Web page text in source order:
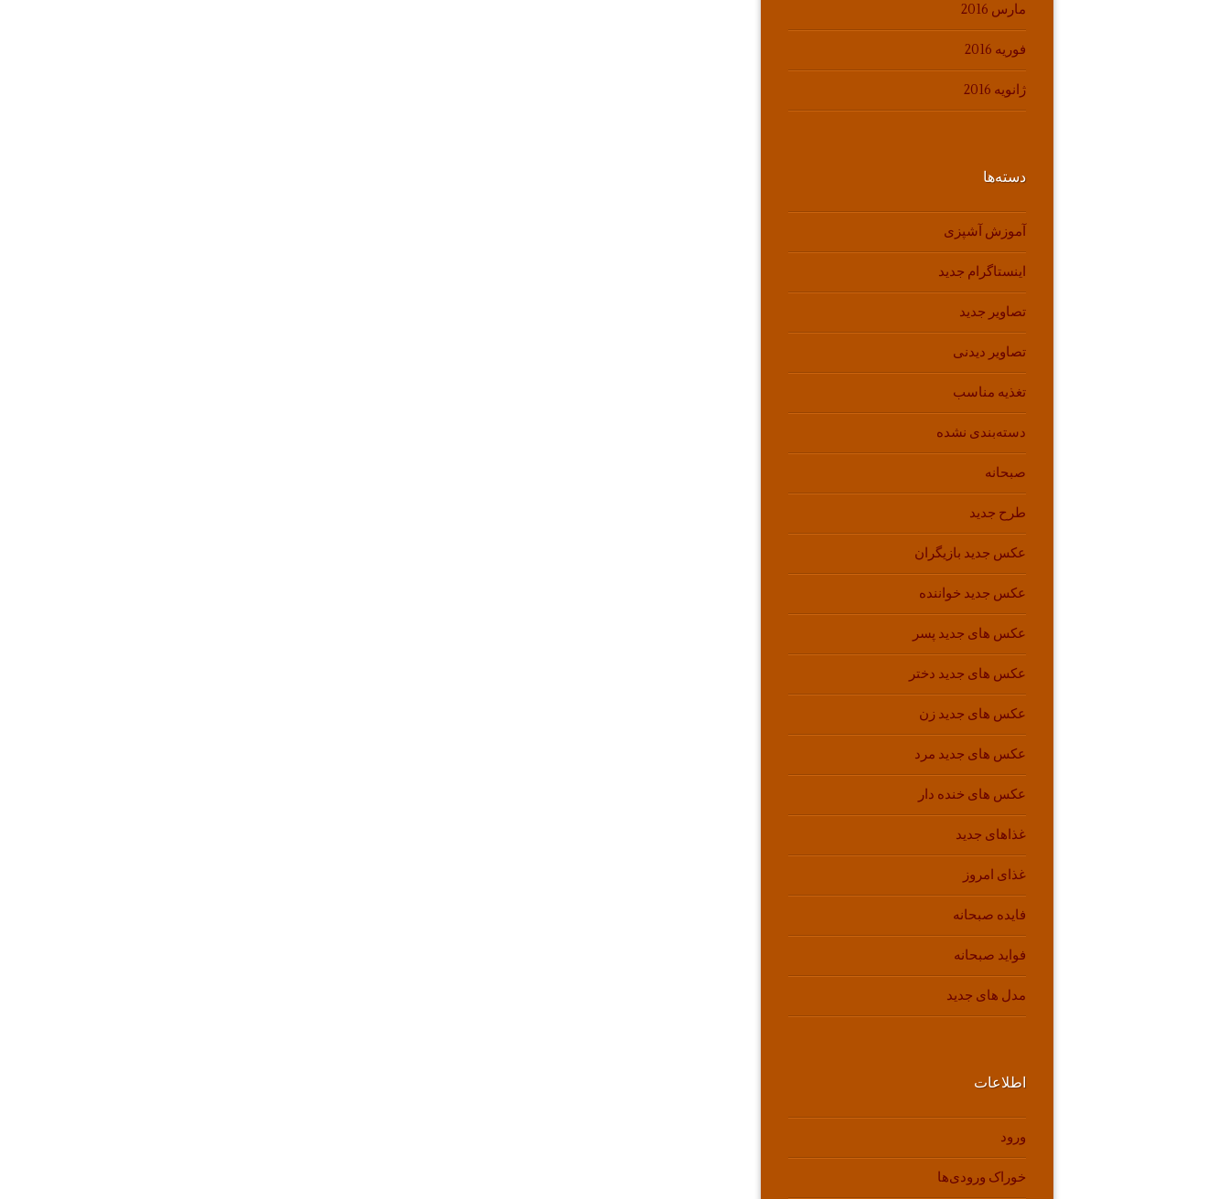
مارس 2016
فوریه 2016
ژانویه 2016
دسته‌ها
آموزش آشپزی
اینستاگرام جدید
تصاویر جدید
تصاویر دیدنی
تغذیه مناسب
دسته‌بندی نشده
صبحانه
طرح جدید
عکس جدید بازیگران
عکس جدید خواننده
عکس های جدید پسر
عکس های جدید دختر
عکس های جدید زن
عکس های جدید مرد
عکس های خنده دار
غذاهای جدید
غذای امروز
فایده صبحانه
فواید صبحانه
مدل های جدید
اطلاعات
ورود
خوراک ورودی‌ها